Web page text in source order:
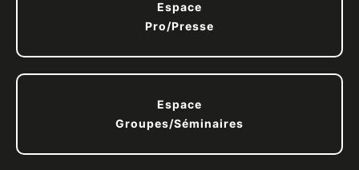
Espace
Pro/Presse
Espace
Groupes/Séminaires